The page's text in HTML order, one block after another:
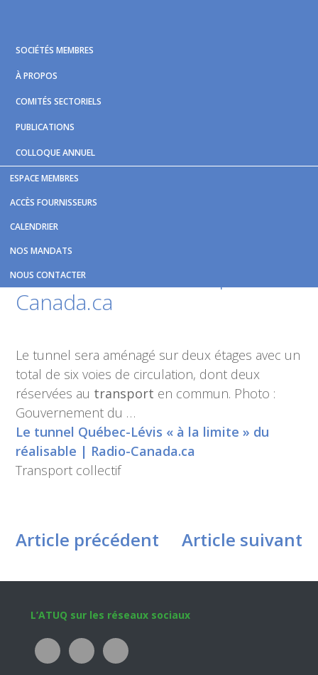
primary
navigation
main
content
footer
ESPACE MEMBRES
ACCÈS FOURNISSEURS
CALENDRIER
NOS MANDATS
NOUS CONTACTER
SOCIÉTÉS MEMBRES
À PROPOS
COMITÉS SECTORIELS
PUBLICATIONS
COLLOQUE ANNUEL
Vous êtes ici :Accueil
Le tunnel Québec-Lévis « à la
limite » du réalisable | Radio-
Canada.ca
Le tunnel sera aménagé sur deux étages avec un
total de six voies de circulation, dont deux
réservées au transport en commun. Photo :
Gouvernement du …
Le tunnel Québec-Lévis « à la limite » du
réalisable | Radio-Canada.ca
Transport collectif
Article précédent Article suivant
Footer
L’ATUQ sur les réseaux sociaux